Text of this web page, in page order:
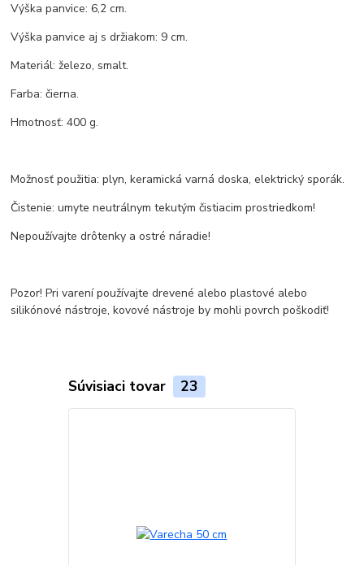
Výška panvice: 6,2 cm.
Výška panvice aj s držiakom: 9 cm.
Materiál: železo, smalt.
Farba: čierna.
Hmotnosť: 400 g.
Možnosť použitia: plyn, keramická varná doska, elektrický sporák.
Čistenie: umyte neutrálnym tekutým čistiacim prostriedkom!
Nepoužívajte drôtenky a ostré náradie!
Pozor! Pri varení používajte drevené alebo plastové alebo
silikónové nástroje, kovové nástroje by mohli povrch poškodiť!
Súvisiaci tovar 23